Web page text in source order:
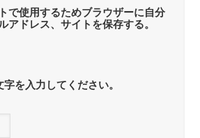
で使用するためブラウザーに自分
アドレス、サイトを保存する。
字を入力してください。